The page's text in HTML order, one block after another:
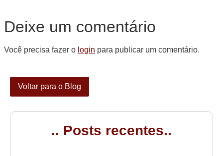
Deixe um comentário
Você precisa fazer o login para publicar um comentário.
Voltar para o Blog
.. Posts recentes..